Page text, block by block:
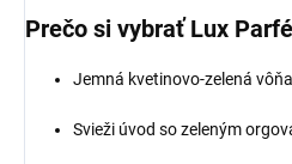
Prečo si vybrať Lux
Jemná kvetinovo-zelená
Svieži úvod so zeleným